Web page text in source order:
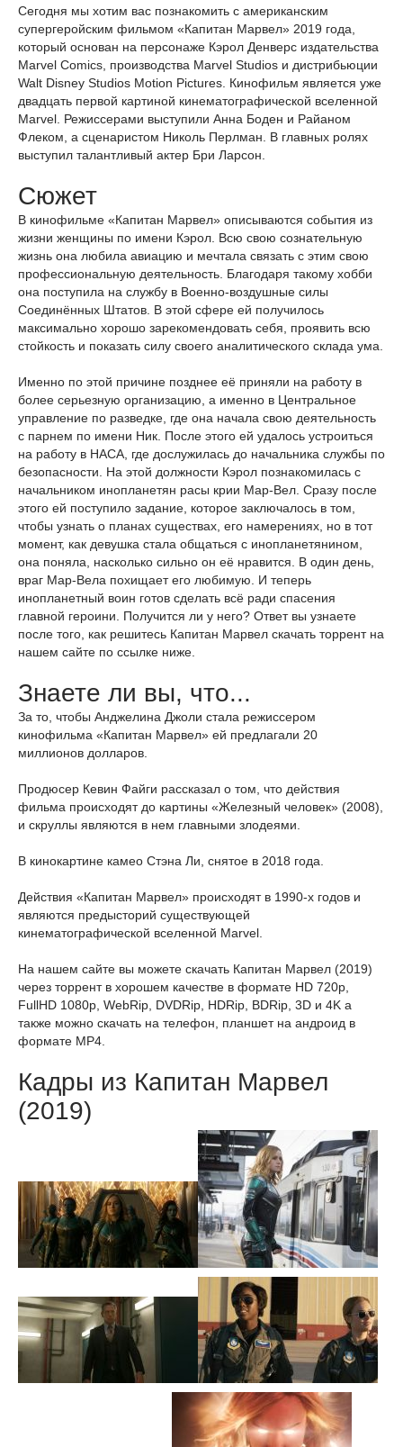
Сегодня мы хотим вас познакомить с американским
супергеройским фильмом «Капитан Марвел» 2019 года,
который основан на персонаже Кэрол Денверс издательства
Marvel Comics, производства Marvel Studios и дистрибьюции
Walt Disney Studios Motion Pictures. Кинофильм является уже
двадцать первой картиной кинематографической вселенной
Marvel. Режиссерами выступили Анна Боден и Райаном
Флеком, а сценаристом Николь Перлман. В главных ролях
выступил талантливый актер Бри Ларсон.
Сюжет
В кинофильме «Капитан Марвел» описываются события из
жизни женщины по имени Кэрол. Всю свою сознательную
жизнь она любила авиацию и мечтала связать с этим свою
профессиональную деятельность. Благодаря такому хобби
она поступила на службу в Военно-воздушные силы
Соединённых Штатов. В этой сфере ей получилось
максимально хорошо зарекомендовать себя, проявить всю
стойкость и показать силу своего аналитического склада ума.
Именно по этой причине позднее её приняли на работу в
более серьезную организацию, а именно в Центральное
управление по разведке, где она начала свою деятельность
с парнем по имени Ник. После этого ей удалось устроиться
на работу в НАСА, где дослужилась до начальника службы по
безопасности. На этой должности Кэрол познакомилась с
начальником инопланетян расы крии Мар-Вел. Сразу после
этого ей поступило задание, которое заключалось в том,
чтобы узнать о планах существах, его намерениях, но в тот
момент, как девушка стала общаться с инопланетянином,
она поняла, насколько сильно он её нравится. В один день,
враг Мар-Вела похищает его любимую. И теперь
инопланетный воин готов сделать всё ради спасения
главной героини. Получится ли у него? Ответ вы узнаете
после того, как решитесь Капитан Марвел скачать торрент на
нашем сайте по ссылке ниже.
Знаете ли вы, что...
За то, чтобы Анджелина Джоли стала режиссером
кинофильма «Капитан Марвел» ей предлагали 20
миллионов долларов.
Продюсер Кевин Файги рассказал о том, что действия
фильма происходят до картины «Железный человек» (2008),
и скруллы являются в нем главными злодеями.
В кинокартине камео Стэна Ли, снятое в 2018 года.
Действия «Капитан Марвел» происходят в 1990-х годов и
являются предысторий существующей
кинематографической вселенной Marvel.
На нашем сайте вы можете скачать Капитан Марвел (2019)
через торрент в хорошем качестве в формате HD 720p,
FullHD 1080p, WebRip, DVDRip, HDRip, BDRip, 3D и 4K а
также можно скачать на телефон, планшет на андроид в
формате MP4.
Кадры из Капитан Марвел
(2019)